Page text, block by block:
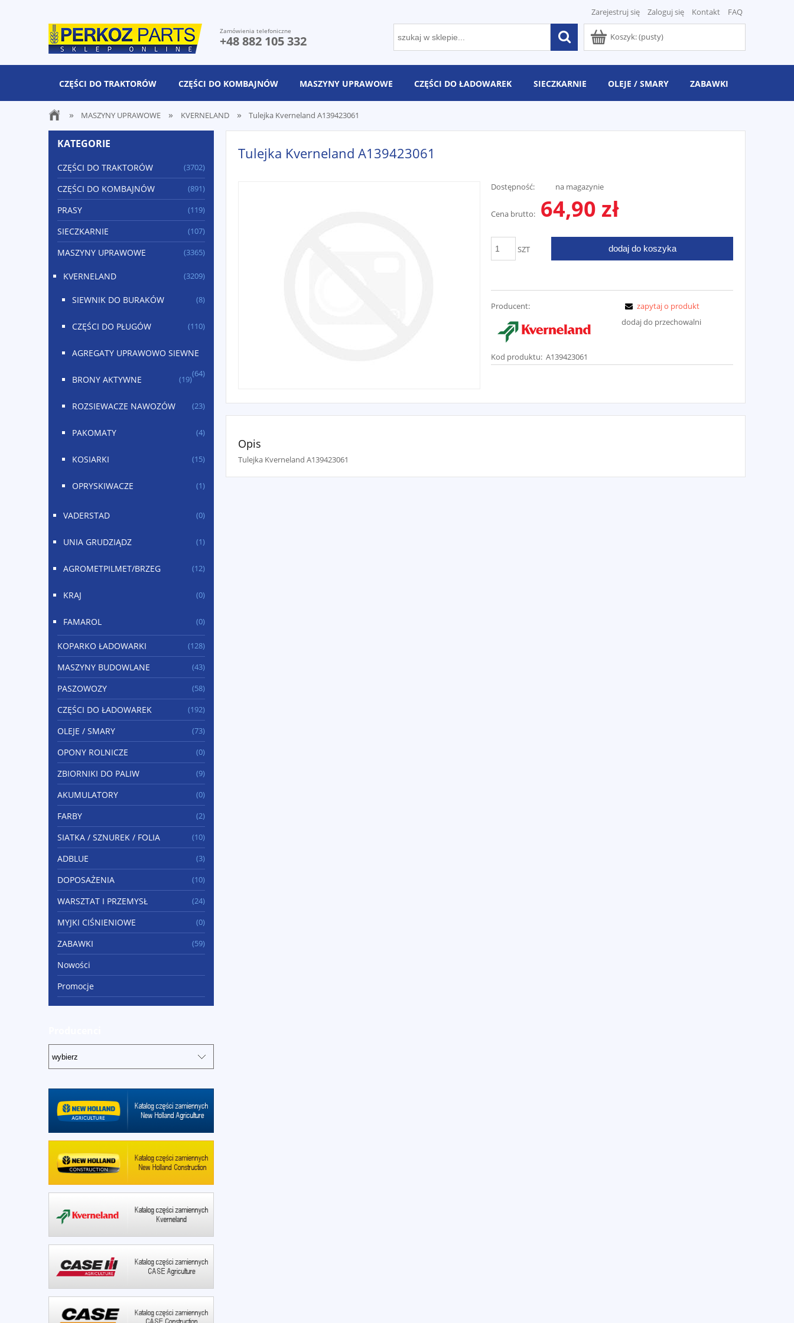
Zarejestruj się Zaloguj się Kontakt FAQ
Koszyk:(pusty)
Zamówienia telefoniczne
+48 882 105 332
CZĘŚCI DO TRAKTORÓW CZĘŚCI DO KOMBAJNÓW MASZYNY UPRAWOWE CZĘŚCI DO ŁADOWAREK SIECZKARNIE OLEJE / SMARY ZABAWKI
» MASZYNY UPRAWOWE » KVERNELAND » Tulejka Kverneland A139423061
KATEGORIE
CZĘŚCI DO TRAKTORÓW (3702)
CZĘŚCI DO KOMBAJNÓW (891)
PRASY (119)
SIECZKARNIE (107)
MASZYNY UPRAWOWE (3365)
KVERNELAND (3209)
SIEWNIK DO BURAKÓW (8)
CZĘŚCI DO PŁUGÓW (110)
AGREGATY UPRAWOWO SIEWNE
(64)
BRONY AKTYWNE (19)
ROZSIEWACZE NAWOZÓW (23)
PAKOMATY (4)
KOSIARKI (15)
OPRYSKIWACZE (1)
VADERSTAD (0)
UNIA GRUDZIĄDZ (1)
AGROMETPILMET/BRZEG (12)
KRAJ (0)
FAMAROL (0)
KOPARKO ŁADOWARKI (128)
MASZYNY BUDOWLANE (43)
PASZOWOZY (58)
CZĘŚCI DO ŁADOWAREK (192)
OLEJE / SMARY (73)
OPONY ROLNICZE (0)
ZBIORNIKI DO PALIW (9)
AKUMULATORY (0)
FARBY (2)
SIATKA / SZNUREK / FOLIA (10)
ADBLUE (3)
DOPOSAŻENIA (10)
WARSZTAT I PRZEMYSŁ (24)
MYJKI CIŚNIENIOWE (0)
ZABAWKI (59)
Nowości
Promocje
Tulejka Kverneland A139423061
Dostępność: na magazynie
Cena brutto: 64,90 zł
SZT dodaj do koszyka
Producent:
Kod produktu: A139423061
zapytaj o produkt
dodaj do przechowalni
Opis
Tulejka Kverneland A139423061